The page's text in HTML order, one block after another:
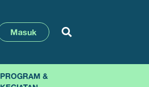
Masuk
PROGRAM &